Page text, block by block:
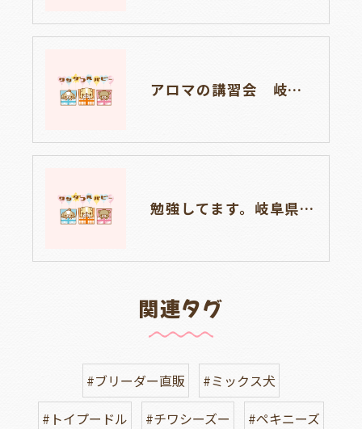
アロマの講習会 岐阜県養老町ブリーダーのワンダフルパピーです。
勉強してます。岐阜県養老町ブリーダーのワンダフルパピーです。
関連タグ
#ブリーダー直販
#ミックス犬
#トイプードル
#チワシーズー
#ペキニーズ